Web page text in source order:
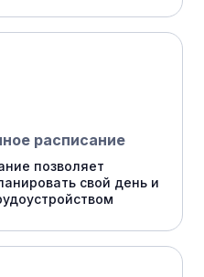
расписание
позволяет
свой день и